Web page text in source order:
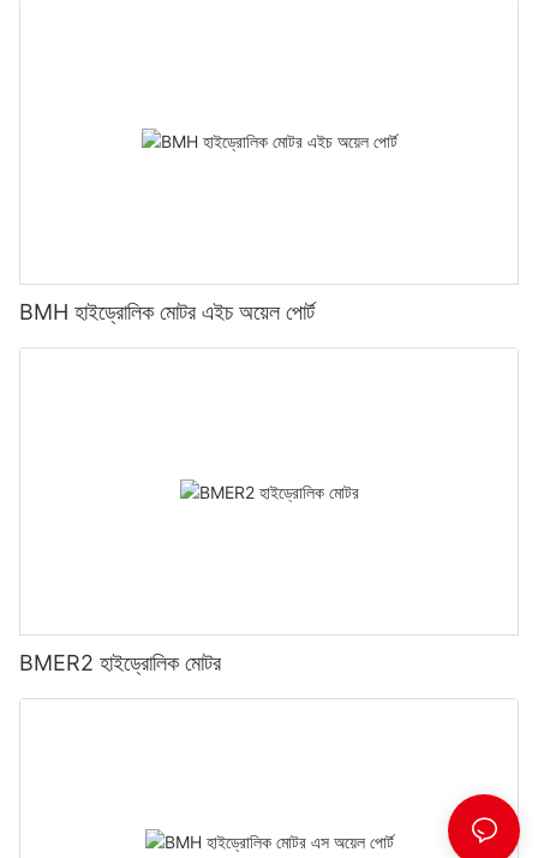
BMH হাইড্রোলিক মোটর এইচ অয়েল পোর্ট
BMER2 হাইড্রোলিক মোটর